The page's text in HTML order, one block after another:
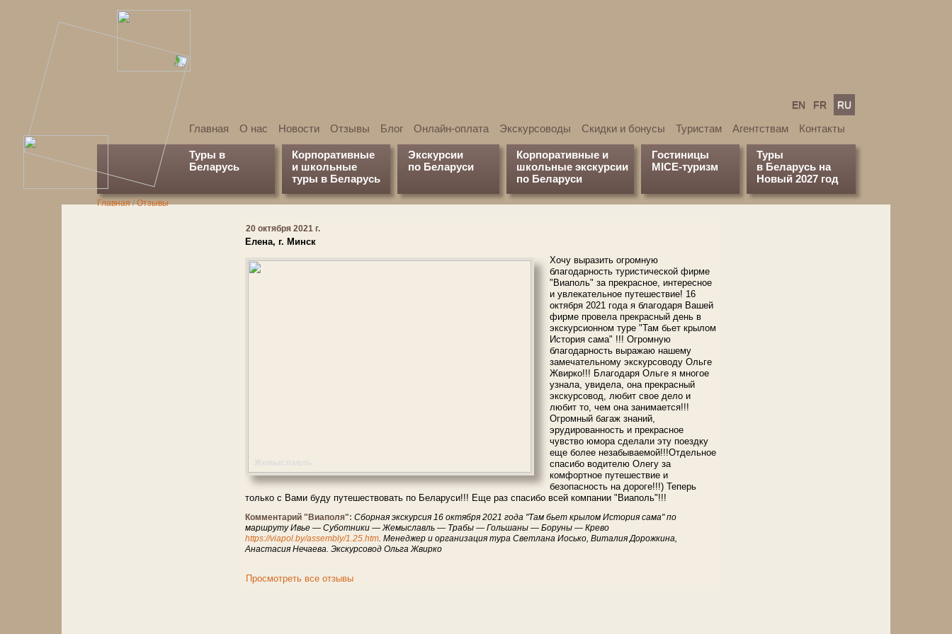
EN FR RU
Главная О нас Новости Отзывы Блог Онлайн-оплата Экскурсоводы Скидки и бонусы Туристам Агентствам Контакты
Туры в
Беларусь
Корпоративные
и школьные
туры в Беларусь
Экскурсии
по Беларуси
Корпоративные и
школьные экскурсии
по Беларуси
Гостиницы
MICE-туризм
Туры
в Беларусь на
Новый 2027 год
Главная/Отзывы
20 октября 2021 г.
Елена, г. Минск
Хочу выразить огромную
благодарность туристической фирме
"Виаполь" за прекрасное, интересное
и увлекательное путешествие! 16
октября 2021 года я благодаря Вашей
фирме провела прекрасный день в
экскурсионном туре "Там бьет крылом
История сама" !!! Огромную
благодарность выражаю нашему
замечательному экскурсоводу Ольге
Жвирко!!! Благодаря Ольге я многое
узнала, увидела, она прекрасный
экскурсовод, любит свое дело и
любит то, чем она занимается!!!
Огромный багаж знаний,
эрудированность и прекрасное
чувство юмора сделали эту поездку
еще более незабываемой!!!Отдельное
спасибо водителю Олегу за
комфортное путешествие и
безопасность на дороге!!!) Теперь
только с Вами буду путешествовать по Беларуси!!! Еще раз спасибо всей компании "Виаполь"!!!
Комментарий "Виаполя": Сборная экскурсия 16 октября 2021 года "Там бьет крылом История сама" по
маршруту Ивье — Суботники — Жемыславль — Трабы — Гольшаны — Боруны — Крево
https://viapol.by/assembly/1.25.htm. Менеджер и организация тура Светлана Иосько, Виталия Дорожкина,
Анастасия Нечаева. Экскурсовод Ольга Жвирко
Просмотреть все отзывы